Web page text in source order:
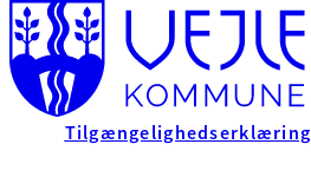
Tilgængelighedserklæring